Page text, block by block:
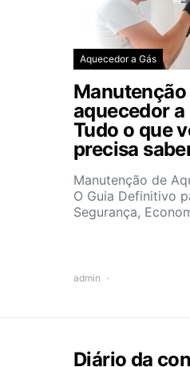
Aquecedor a Gás
Manutenção
aquecedor a
Tudo o que
precisa
Manutenção de
O Guia Definitivo
Segurança,
admin
Diário da